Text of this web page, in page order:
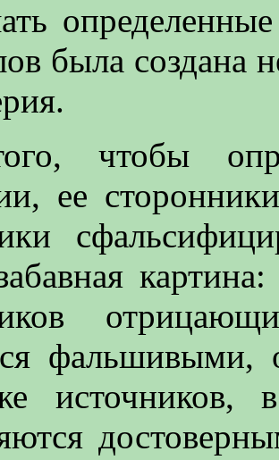
была создана
чтобы
ее
фальшивыми,
источников, в